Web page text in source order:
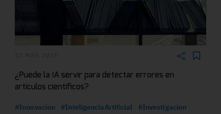
¿Puede la IA servir para detectar errores en
artículos científicos?
#Innovacion #InteligenciaArtificial
#Investigacion